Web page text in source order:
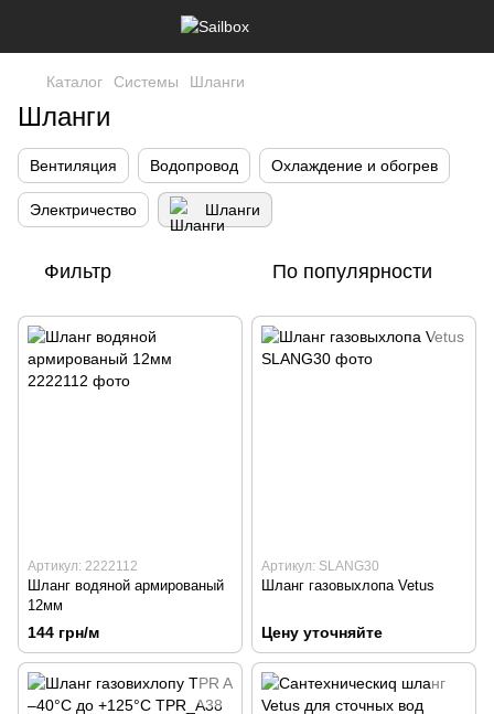
Каталог Системы Шланги
Шланги
Вентиляция Водопровод Охлаждение и обогрев
Электричество Шланги
Фильтр По популярности
Артикул: 2222112
Шланг водяной армированый
12мм
144 грн/м
Артикул: SLANG30
Шланг газовыхлопа Vetus
Цену уточняйте